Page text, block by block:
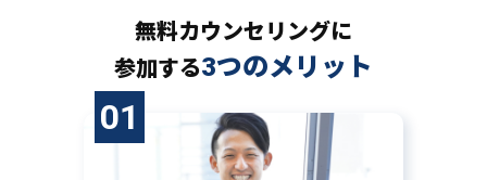
無料カウンセリングに
参加する3つのメリット
01